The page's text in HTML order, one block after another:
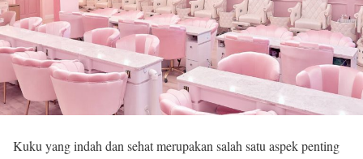
Kuku yang indah dan sehat merupakan salah satu aspek penting